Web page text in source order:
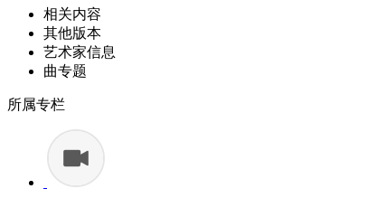
相关内容
其他版本
艺术家信息
曲专题
所属专栏